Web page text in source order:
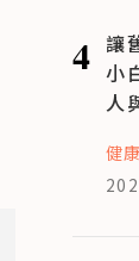
4 讓
小
人
健